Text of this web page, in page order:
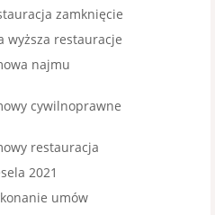
zamknięcie
wyższa restauracje
najmu
cywilnoprawne
restauracja
2021
umów